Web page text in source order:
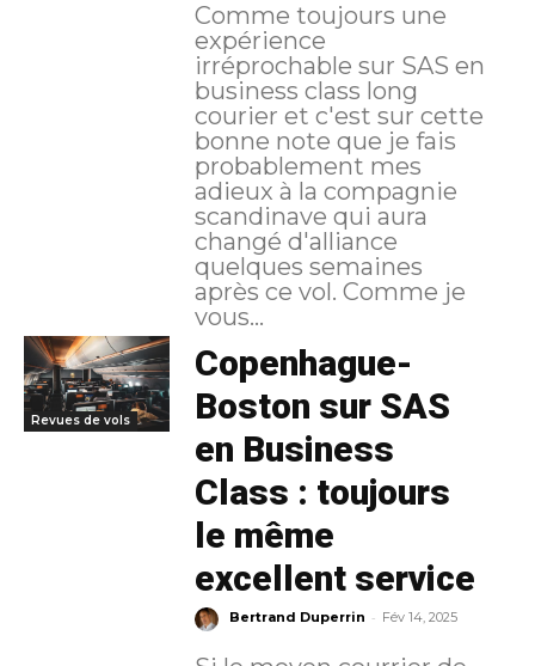
Comme toujours une
expérience
irréprochable sur SAS en
business class long
courier et c'est sur cette
bonne note que je fais
probablement mes
adieux à la compagnie
scandinave qui aura
changé d'alliance
quelques semaines
après ce vol. Comme je
vous...
Revues de vols
Copenhague-
Boston sur SAS
en Business
Class : toujours
le même
excellent service
Bertrand Duperrin - Fév 14, 2025